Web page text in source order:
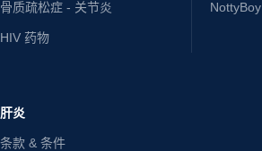
骨质疏松症 - 关节炎
HIV 药物
NottyBoy
肝炎
条款 & 条件